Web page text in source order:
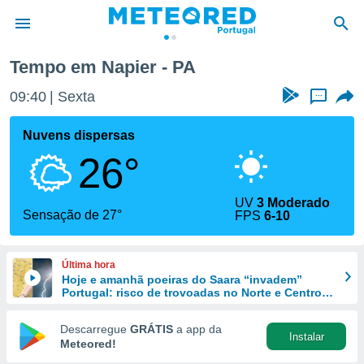
da
foi
fornecidas
a este
das
e
forma
digital
Tempo em Napier - PA
09:40 Sexta ...
Nuvens dispersas
26°
Sensação de 27°
UV3 Moderado
FPS6-10
Última hora
Hoje e amanhã poeiras do Saara “invadem”
Portugal: risco de trovoadas no Norte e Centro
Descarregue GRÁTIS a app da
Meteored!
Instalar